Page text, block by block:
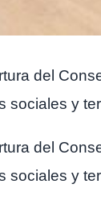
del
y
del
y